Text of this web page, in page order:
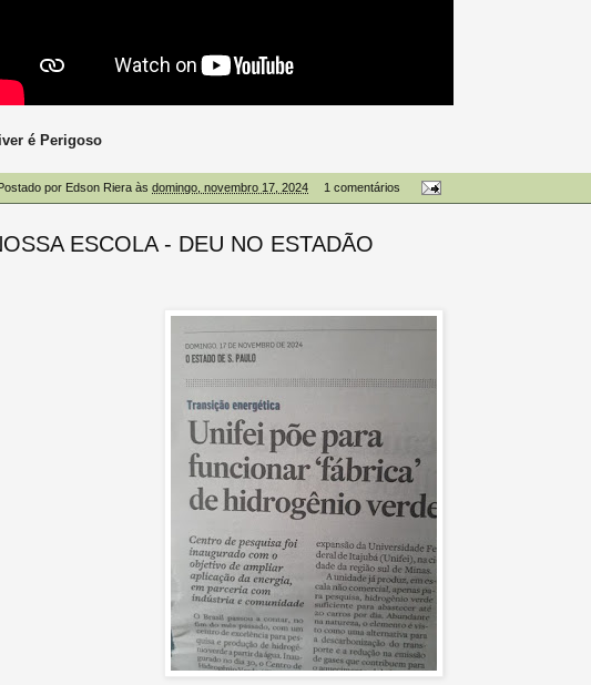
é Perigoso
por Edson Riera às domingo, novembro 17, 2024 1 comentários
ESCOLA - DEU NO ESTADÃO